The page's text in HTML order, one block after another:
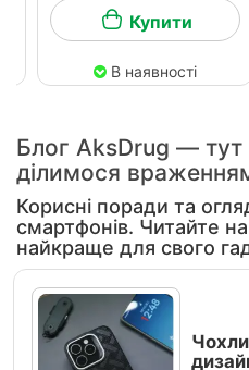
Купити
В наявності
Блог AksDrug — тут
ділимося
Корисні поради та
смартфонів. Читайте
найкраще для свого